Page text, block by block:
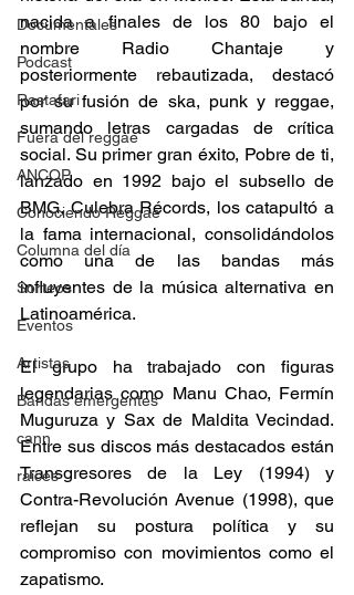
Documentales
Podcast
Rastafari
Fuera del reggae
ANCOP
Conociendo Reggae
Columna del día
Sorteos
Eventos
Artistas
Bandas emergentes
cann
raices
nacida a finales de los 80 bajo el
nombre Radio Chantaje y
posteriormente rebautizada, destacó
por su fusión de ska, punk y reggae,
sumando letras cargadas de crítica
social. Su primer gran éxito, Pobre de ti,
lanzado en 1992 bajo el subsello de
BMG, Culebra Récords, los catapultó a
la fama internacional, consolidándolos
como una de las bandas más
influyentes de la música alternativa en
Latinoamérica​.
El grupo ha trabajado con figuras
legendarias como Manu Chao, Fermín
Muguruza y Sax de Maldita Vecindad.
Entre sus discos más destacados están
Transgresores de la Ley (1994) y
Contra-Revolución Avenue (1998), que
reflejan su postura política y su
compromiso con movimientos como el
zapatismo​.